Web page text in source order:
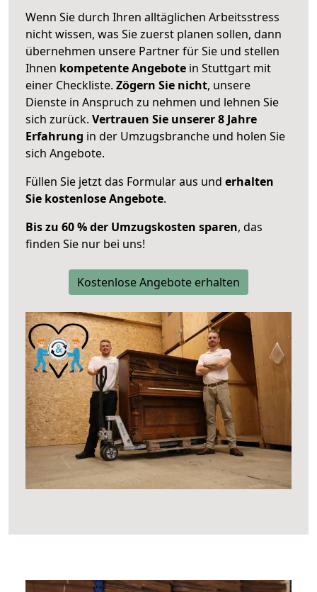
Wenn Sie durch Ihren alltäglichen Arbeitsstress
nicht wissen, was Sie zuerst planen sollen, dann
übernehmen unsere Partner für Sie und stellen
Ihnen kompetente Angebote in Stuttgart mit
einer Checkliste. Zögern Sie nicht, unsere
Dienste in Anspruch zu nehmen und lehnen Sie
sich zurück. Vertrauen Sie unserer 8 Jahre
Erfahrung in der Umzugsbranche und holen Sie
sich Angebote.
Füllen Sie jetzt das Formular aus und erhalten
Sie kostenlose Angebote.
Bis zu 60 % der Umzugskosten sparen, das
finden Sie nur bei uns!
Kostenlose Angebote erhalten